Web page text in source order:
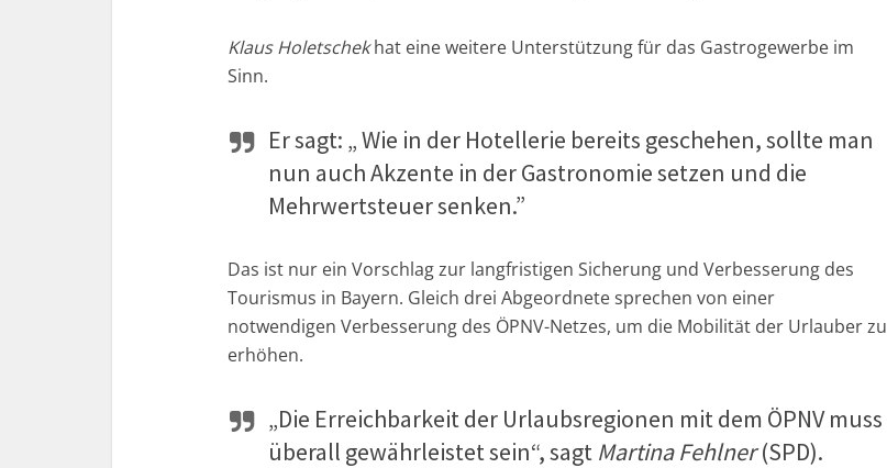
Klaus Holetschekhat eine weitere Unterstützung für das Gastrogewerbe im
Sinn.
Er sagt: „ Wie in der Hotellerie bereits geschehen, sollte man
nun auch Akzente in der Gastronomie setzen und die
Mehrwertsteuer senken.”
Das ist nur ein Vorschlag zur langfristigen Sicherung und Verbesserung des
Tourismus in Bayern. Gleich drei Abgeordnete sprechen von einer
notwendigen Verbesserung des ÖPNV-Netzes, um die Mobilität der Urlauber zu
erhöhen.
„Die Erreichbarkeit der Urlaubsregionen mit dem ÖPNV muss
überall gewährleistet sein“, sagt Martina Fehlner(SPD).